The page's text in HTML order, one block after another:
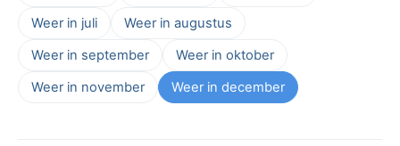
Weer in juli
Weer in augustus
Weer in september
Weer in oktober
Weer in november
Weer in december